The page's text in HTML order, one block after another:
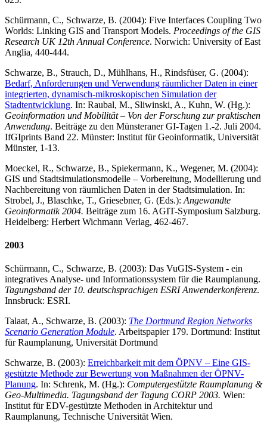
Schürmann, C., Schwarze, B. (2004): Five Interfaces Coupling Two
Worlds: Linking GIS and Transport Models. Proceedings of the GIS
Research UK 12th Annual Conference. Norwich: University of East
Anglia, 440-444.
Schwarze, B., Strauch, D., Mühlhans, H., Rindsfüser, G. (2004):
Bedarf, Anforderungen und Verwendung räumlicher Daten in einer
integrierten, dynamisch-mikroskopischen Simulation der
Stadtentwicklung. In: Raubal, M., Sliwinski, A., Kuhn, W. (Hg.):
Geoinformation und Mobilität – Von der Forschung zur praktischen
Anwendung. Beiträge zu den Münsteraner GI-Tagen 1.-2. Juli 2004.
IfGIprints Band 22. Münster: Institut für Geoinformatik, Universität
Münster, 1-13.
Moeckel, R., Schwarze, B., Spiekermann, K., Wegener, M. (2004):
GIS und Stadtsimulationsmodelle – Vorbereitung, Modellierung und
Nachbereitung von räumlichen Daten in der Stadtsimulation. In:
Strobel, J., Blaschke, T., Griesebner, G. (Eds.): Angewandte
Geoinformatik 2004. Beiträge zum 16. AGIT-Symposium Salzburg.
Heidelberg: Herbert Wichmann Verlag, 462-467.
2003
Schürmann, C., Schwarze, B. (2003): Das VuGIS-System - ein
integratives Analyse- und Informationssystem für die Raumplanung.
Tagungsband der 10. deutschsprachigen ESRI Anwenderkonferenz.
Innsbruck: ESRI.
Talaat, A., Schwarze, B. (2003): The Dortmund Region Networks
Scenario Generation Module. Arbeitspapier 179. Dortmund: Institut
für Raumplanung, Universität Dortmund
Schwarze, B. (2003): Erreichbarkeit mit dem ÖPNV – Eine GIS-
gestützte Methode zur Bewertung von Maßnahmen der ÖPNV-
Planung. In: Schrenk, M. (Hg.): Computergestützte Raumplanung &
Geo-Multimedia. Tagungsband der Tagung CORP 2003. Wien:
Institut für EDV-gestützte Methoden in Architektur und
Raumplanung, Technische Universität Wien.